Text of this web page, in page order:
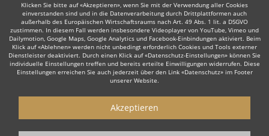
Klicken Sie bitte auf «Akzeptieren», wenn Sie mit der Verwendung aller Cookies
einverstanden sind und in die Datenverarbeitung durch Drittplattformen auch
außerhalb des Europäischen Wirtschaftsraums nach Art. 49 Abs. 1 lit. a DSGVO
zustimmen. In diesem Fall werden insbesondere Videoplayer von YouTube, Vimeo und
Dailymotion, Google Maps, Google Analytics und Facebook-Einbindungen aktiviert. Beim
Klick auf «Ablehnen» werden nicht unbedingt erforderlich Cookies und Tools externer
Dienstleister deaktiviert. Durch einen Klick auf «Datenschutz-Einstellungen» können Sie
individuelle Einstellungen treffen und bereits erteilte Einwilligungen widerrufen. Diese
Einstellungen erreichen Sie auch jederzeit über den Link «Datenschutz» im Footer
unserer Website.
Akzeptieren